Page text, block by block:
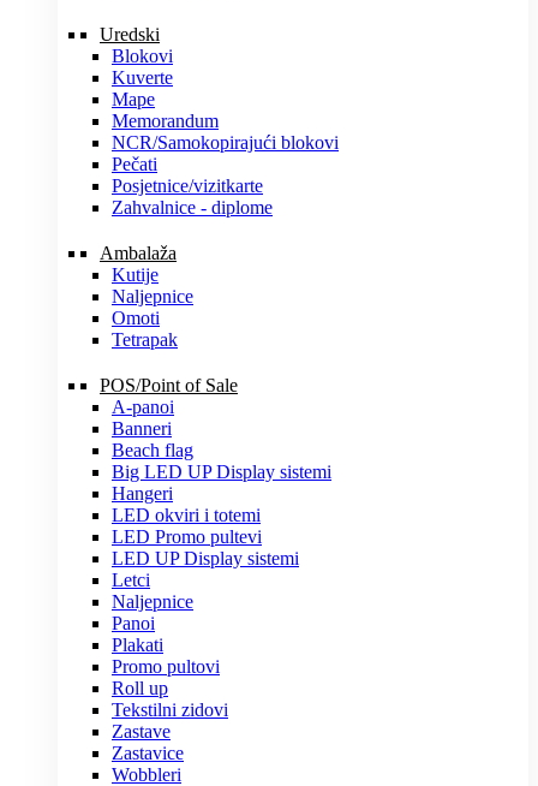
Uredski
Blokovi
Kuverte
Mape
Memorandum
NCR/Samokopirajući blokovi
Pečati
Posjetnice/vizitkarte
Zahvalnice - diplome
Ambalaža
Kutije
Naljepnice
Omoti
Tetrapak
POS/Point of Sale
A-panoi
Banneri
Beach flag
Big LED UP Display sistemi
Hangeri
LED okviri i totemi
LED Promo pultevi
LED UP Display sistemi
Letci
Naljepnice
Panoi
Plakati
Promo pultovi
Roll up
Tekstilni zidovi
Zastave
Zastavice
Wobbleri